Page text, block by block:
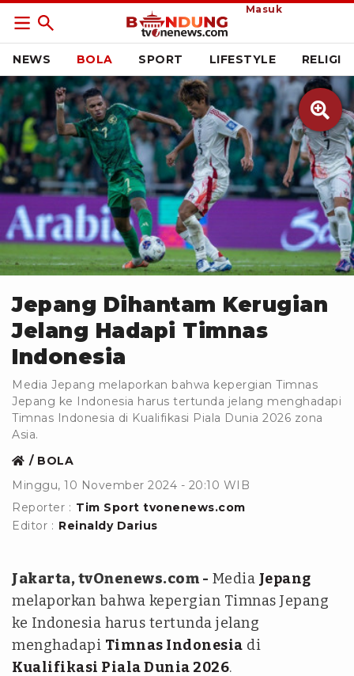
Masuk
NEWS BOLA SPORT LIFESTYLE RELIGI

AFC
Jepang Dihantam Kerugian
Jelang Hadapi Timnas
Indonesia
Media Jepang melaporkan bahwa kepergian Timnas
Jepang ke Indonesia harus tertunda jelang menghadapi
Timnas Indonesia di Kualifikasi Piala Dunia 2026 zona
Asia.
BOLA
Minggu, 10 November 2024 - 20:10 WIB
Reporter : Tim Sport tvonenews.com
Editor : Reinaldy Darius
Jakarta, tvOnenews.com - Media Jepang
melaporkan bahwa kepergian Timnas Jepang
ke Indonesia harus tertunda jelang
menghadapi Timnas Indonesia di
Kualifikasi Piala Dunia 2026.